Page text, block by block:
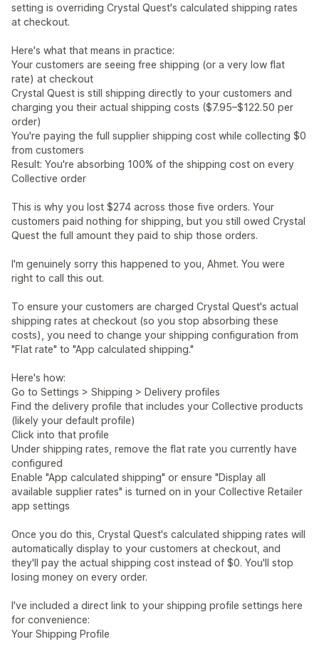
setting is overriding Crystal Quest's calculated shipping rates
at checkout.
Here's what that means in practice:
Your customers are seeing free shipping (or a very low flat
rate) at checkout
Crystal Quest is still shipping directly to your customers and
charging you their actual shipping costs ($7.95–$122.50 per
order)
You're paying the full supplier shipping cost while collecting $0
from customers
Result: You're absorbing 100% of the shipping cost on every
Collective order
This is why you lost $274 across those five orders. Your
customers paid nothing for shipping, but you still owed Crystal
Quest the full amount they paid to ship those orders.
I'm genuinely sorry this happened to you, Ahmet. You were
right to call this out.
To ensure your customers are charged Crystal Quest's actual
shipping rates at checkout (so you stop absorbing these
costs), you need to change your shipping configuration from
"Flat rate" to "App calculated shipping."
Here's how:
Go to Settings > Shipping > Delivery profiles
Find the delivery profile that includes your Collective products
(likely your default profile)
Click into that profile
Under shipping rates, remove the flat rate you currently have
configured
Enable "App calculated shipping" or ensure "Display all
available supplier rates" is turned on in your Collective Retailer
app settings
Once you do this, Crystal Quest's calculated shipping rates will
automatically display to your customers at checkout, and
they'll pay the actual shipping cost instead of $0. You'll stop
losing money on every order.
I've included a direct link to your shipping profile settings here
for convenience:
Your Shipping Profile